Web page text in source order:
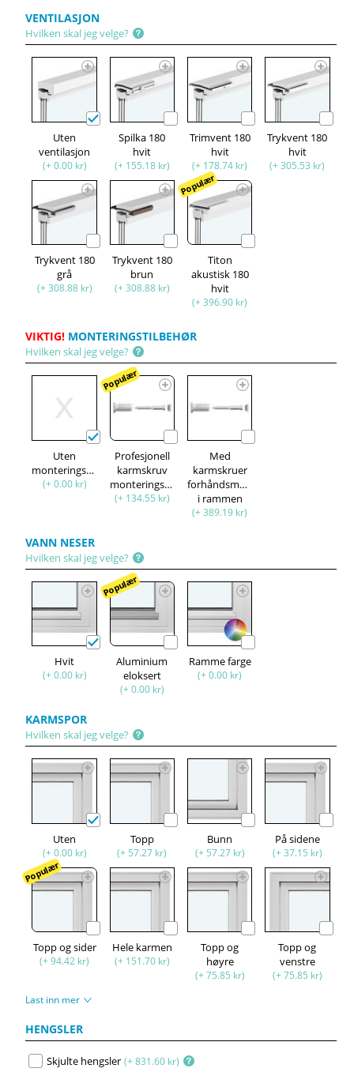
VENTILASJON
Hvilken skal jeg velge?
Uten
ventilasjon
(+ 0.00 kr)
Spilka 180
hvit
(+ 155.18 kr)
Trimvent 180
hvit
(+ 178.74 kr)
Trykvent 180
hvit
(+ 305.53 kr)
Trykvent 180
grå
(+ 308.88 kr)
Trykvent 180
brun
(+ 308.88 kr)
Populær
Titon
akustisk 180
hvit
(+ 396.90 kr)
VIKTIG! MONTERINGSTILBEHØR
Hvilken skal jeg velge?
Uten
monteringssett
(+ 0.00 kr)
Populær
Profesjonell
karmskruv
monteringssett
(+ 134.55 kr)
Med
karmskruer
forhåndsmontert
i rammen
(+ 389.19 kr)
VANN NESER
Hvilken skal jeg velge?
Hvit
(+ 0.00 kr)
Populær
Aluminium
eloksert
(+ 0.00 kr)
Ramme farge
(+ 0.00 kr)
KARMSPOR
Hvilken skal jeg velge?
Uten
(+ 0.00 kr)
Topp
(+ 57.27 kr)
Bunn
(+ 57.27 kr)
På sidene
(+ 37.15 kr)
Populær
Topp og sider
(+ 94.42 kr)
Hele karmen
(+ 151.70 kr)
Topp og
høyre
(+ 75.85 kr)
Topp og
venstre
(+ 75.85 kr)
Last inn mer
HENGSLER
Skjulte hengsler (+ 831.60 kr)